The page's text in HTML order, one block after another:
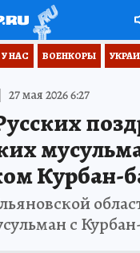
НАС ВОЕНКОРЫ
27 мая 2026 6:27
Курбан-
с